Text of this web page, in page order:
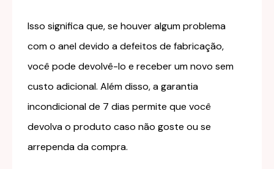
Isso significa que, se houver algum problema
com o anel devido a defeitos de fabricação,
você pode devolvê-lo e receber um novo sem
custo adicional. Além disso, a garantia
incondicional de 7 dias permite que você
devolva o produto caso não goste ou se
arrependa da compra.